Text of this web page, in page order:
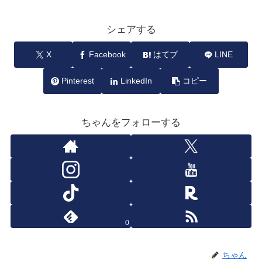
シェアする
X Facebook はてブ LINE
Pinterest LinkedIn コピー
ちゃんをフォローする
0
ちゃん